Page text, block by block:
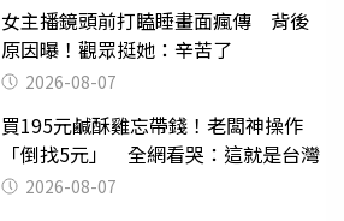
女主播鏡頭前打瞌睡畫面瘋傳 背後
原因曝！觀眾挺她：辛苦了
2026-08-07
買195元鹹酥雞忘帶錢！老闆神操作
「倒找5元」 全網看哭：這就是台灣
2026-08-07